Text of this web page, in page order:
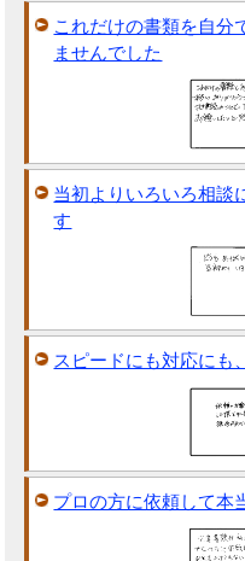
これだけの書類を自分
ませんでした
当初よりいろいろ相談
す
スピードにも対応にも
プロの方に依頼して本